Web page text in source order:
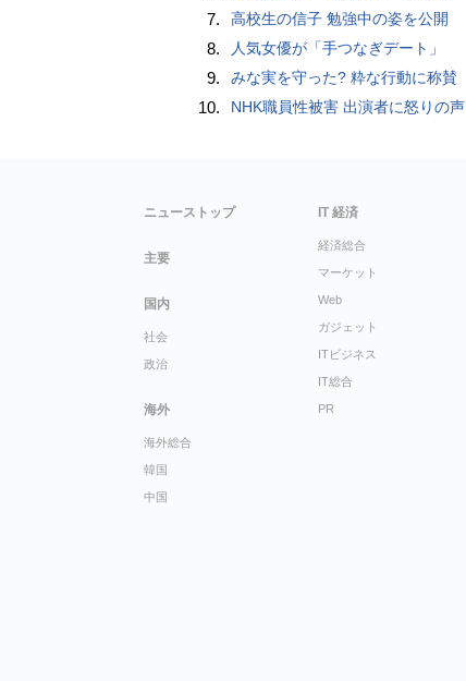
7. 高校生の信子 勉強中の姿を公開
8. 人気女優が「手つなぎデート」
9. みな実を守った? 粋な行動に称賛
10. NHK職員性被害 出演者に怒りの声
ニューストップ
主要
国内
社会
政治
海外
海外総合
韓国
中国
IT 経済
経済総合
マーケット
Web
ガジェット
ITビジネス
IT総合
PR